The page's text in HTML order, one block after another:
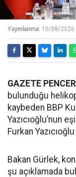
Yayınlanma: 10/08/2026
GAZETE
bulunduğu
kaybeden BBP
Yazıcıoğlu’nun
Furkan
Bakan Gürlek,
şu açıklamada